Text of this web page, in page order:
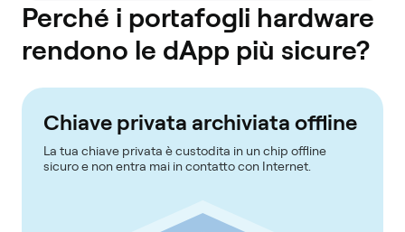
Perché i portafogli hardware
rendono le dApp più sicure?
Chiave privata archiviata offline
La tua chiave privata è custodita in un chip offline
sicuro e non entra mai in contatto con Internet.